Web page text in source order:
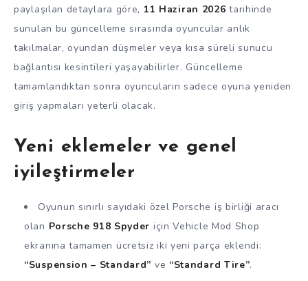
paylaşılan detaylara göre, 11 Haziran 2026 tarihinde
sunulan bu güncelleme sırasında oyuncular anlık
takılmalar, oyundan düşmeler veya kısa süreli sunucu
bağlantısı kesintileri yaşayabilirler. Güncelleme
tamamlandıktan sonra oyuncuların sadece oyuna yeniden
giriş yapmaları yeterli olacak.
Yeni eklemeler ve genel
iyileştirmeler
Oyunun sınırlı sayıdaki özel Porsche iş birliği aracı
olan Porsche 918 Spyder için Vehicle Mod Shop
ekranına tamamen ücretsiz iki yeni parça eklendi:
“Suspension – Standard” ve “Standard Tire”.